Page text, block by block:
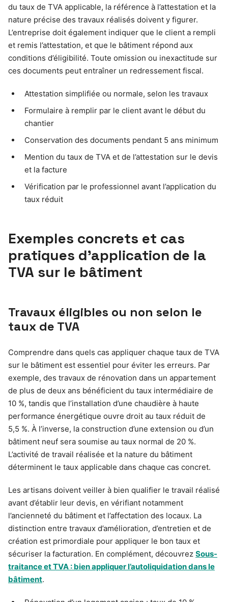
du taux de TVA applicable, la référence à l’attestation et la
nature précise des travaux réalisés doivent y figurer.
L’entreprise doit également indiquer que le client a rempli
et remis l’attestation, et que le bâtiment répond aux
conditions d’éligibilité. Toute omission ou inexactitude sur
ces documents peut entraîner un redressement fiscal.
Attestation simplifiée ou normale, selon les travaux
Formulaire à remplir par le client avant le début du
chantier
Conservation des documents pendant 5 ans minimum
Mention du taux de TVA et de l’attestation sur le devis
et la facture
Vérification par le professionnel avant l’application du
taux réduit
Exemples concrets et cas
pratiques d’application de la
TVA sur le bâtiment
Travaux éligibles ou non selon le
taux de TVA
Comprendre dans quels cas appliquer chaque taux de TVA
sur le bâtiment est essentiel pour éviter les erreurs. Par
exemple, des travaux de rénovation dans un appartement
de plus de deux ans bénéficient du taux intermédiaire de
10 %, tandis que l’installation d’une chaudière à haute
performance énergétique ouvre droit au taux réduit de
5,5 %. À l’inverse, la construction d’une extension ou d’un
bâtiment neuf sera soumise au taux normal de 20 %.
L’activité de travail réalisée et la nature du bâtiment
déterminent le taux applicable dans chaque cas concret.
Les artisans doivent veiller à bien qualifier le travail réalisé
avant d’établir leur devis, en vérifiant notamment
l’ancienneté du bâtiment et l’affectation des locaux. La
distinction entre travaux d’amélioration, d’entretien et de
création est primordiale pour appliquer le bon taux et
sécuriser la facturation. En complément, découvrez Sous-
traitance et TVA : bien appliquer l’autoliquidation dans le
bâtiment.